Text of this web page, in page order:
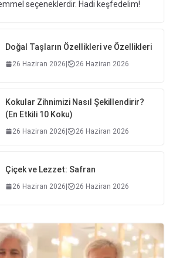
seçeneklerdir. Hadi keşfedelim!
Doğal Taşların Özellikleri ve Özellikleri
26 Haziran 2026| 26 Haziran 2026
Kokular Zihnimizi Nasıl Şekillendirir?
(En Etkili 10 Koku)
26 Haziran 2026| 26 Haziran 2026
Çiçek ve Lezzet: Safran
26 Haziran 2026| 26 Haziran 2026